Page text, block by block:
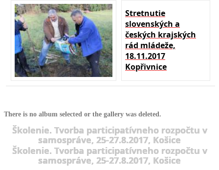
Stretnutie
slovenských a
českých krajských
rád mládeže,
18.11.2017
Kopřivnice
There is no album selected or the gallery was deleted.
Školenie. Tvorba participatívneho rozpočtu v
samospráve, 25-27.8.2017, Košice
Školenie. Tvorba participatívneho rozpočtu v
samospráve, 25-27.8.2017, Košice